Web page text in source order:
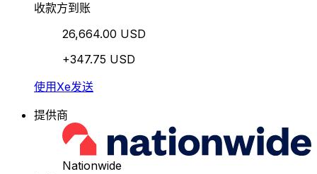
收款方到账
26,664.00 USD
+347.75 USD
使用Xe发送
提供商
Nationwide